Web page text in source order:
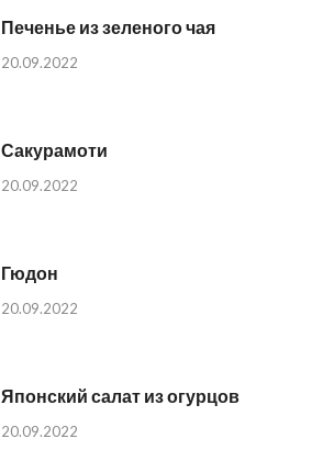
Печенье из зеленого чая
20.09.2022
Сакурамоти
20.09.2022
Гюдон
20.09.2022
Японский салат из огурцов
20.09.2022